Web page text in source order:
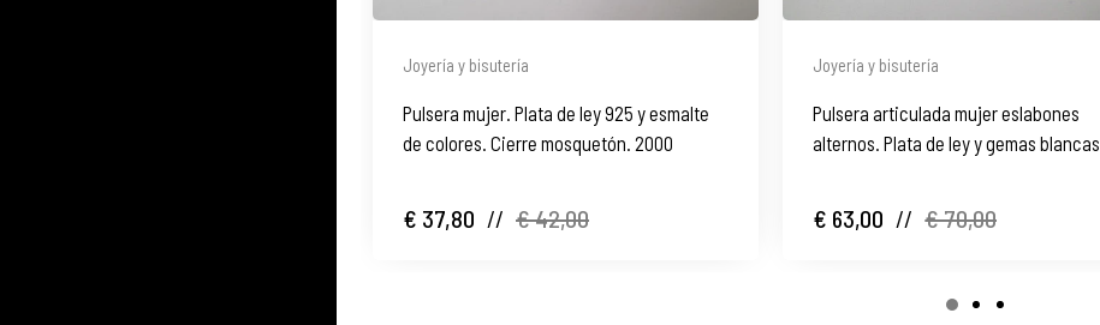
Joyería y bisutería
Pulsera mujer. Plata de ley 925 y esmalte
de colores. Cierre mosquetón. 2000
€ 37,80 // € 42,00
Joyería y bisutería
Pulsera articulada mujer eslabones
alternos. Plata de ley y gemas blancas.
€ 63,00 // € 70,00